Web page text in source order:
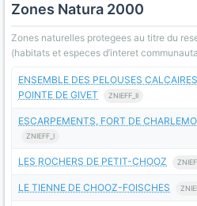
Zones Natura 2000
Zones naturelles protegees au titre du
(habitats et especes d’interet
ENSEMBLE DES PELOUSES
POINTE DE GIVET
ZNIEFF_II
ESCARPEMENTS, FORT DE
ZNIEFF_I
LES ROCHERS DE PETIT-CHOOZ
LE TIENNE DE CHOOZ-FOISCHES